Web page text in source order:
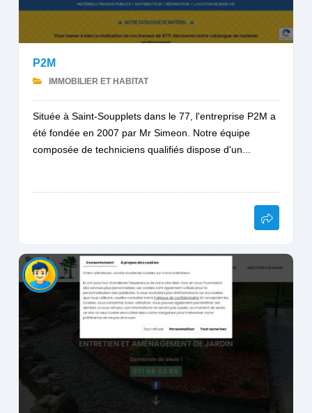
P2M
IMMOBILIER ET HABITAT
Située à Saint-Soupplets dans le 77, l'entreprise P2M a
été fondée en 2007 par Mr Simeon. Notre équipe
composée de techniciens qualifiés dispose d'un...